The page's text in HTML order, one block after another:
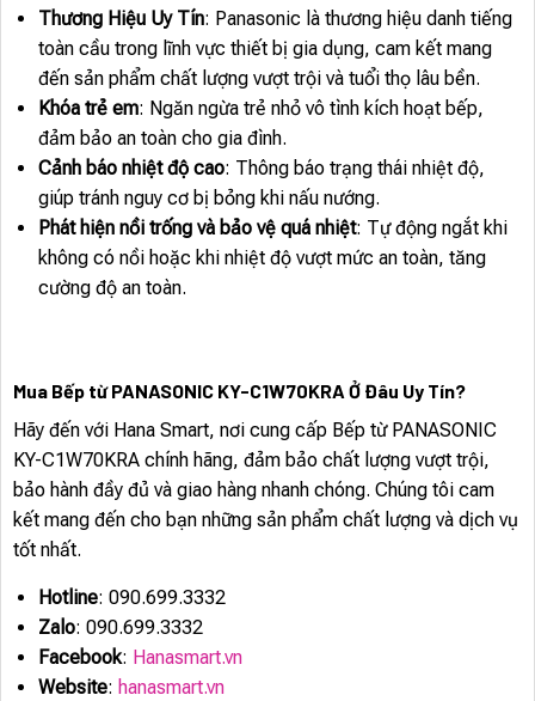
Thương Hiệu Uy Tín: Panasonic là thương hiệu danh tiếng
toàn cầu trong lĩnh vực thiết bị gia dụng, cam kết mang
đến sản phẩm chất lượng vượt trội và tuổi thọ lâu bền.
Khóa trẻ em: Ngăn ngừa trẻ nhỏ vô tình kích hoạt bếp,
đảm bảo an toàn cho gia đình.
Cảnh báo nhiệt độ cao: Thông báo trạng thái nhiệt độ,
giúp tránh nguy cơ bị bỏng khi nấu nướng.
Phát hiện nồi trống và bảo vệ quá nhiệt: Tự động ngắt khi
không có nồi hoặc khi nhiệt độ vượt mức an toàn, tăng
cường độ an toàn.
Mua Bếp từ PANASONIC KY-C1W70KRA Ở Đâu Uy Tín?
Hãy đến với Hana Smart, nơi cung cấp Bếp từ PANASONIC
KY-C1W70KRA chính hãng, đảm bảo chất lượng vượt trội,
bảo hành đầy đủ và giao hàng nhanh chóng. Chúng tôi cam
kết mang đến cho bạn những sản phẩm chất lượng và dịch vụ
tốt nhất.
Hotline: 090.699.3332
Zalo: 090.699.3332
Facebook: Hanasmart.vn
Website: hanasmart.vn